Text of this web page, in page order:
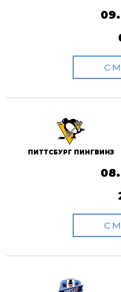
ПИТТСБУРГ ПИНГВИНЗ